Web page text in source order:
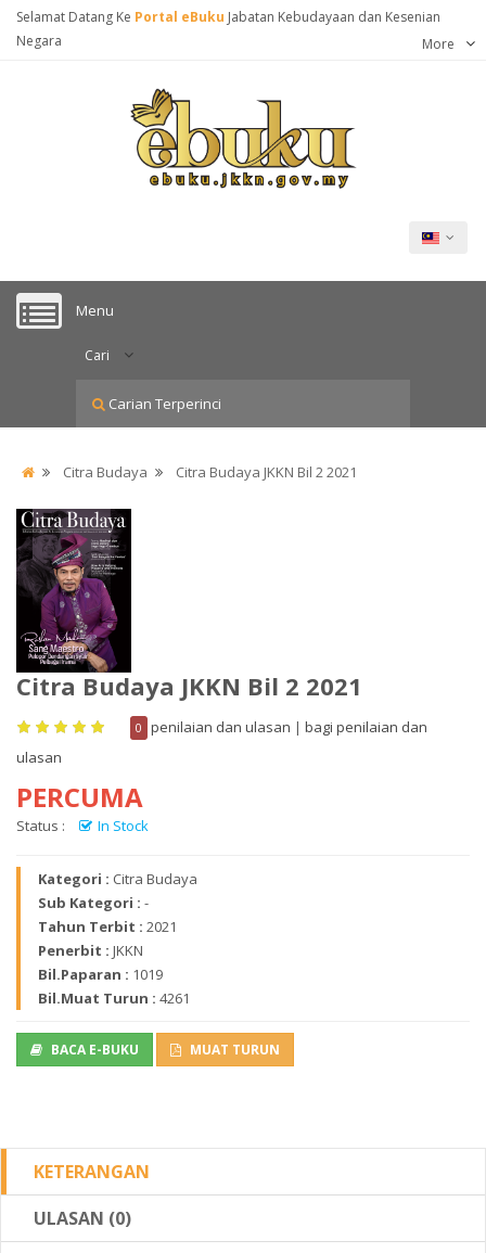
Selamat Datang Ke Portal eBuku Jabatan Kebudayaan dan Kesenian
Negara
More
Menu
Cari
Carian Terperinci
Citra Budaya Citra Budaya JKKN Bil 2 2021
Citra Budaya JKKN Bil 2 2021
0 penilaian dan ulasan | bagi penilaian dan
ulasan
PERCUMA
Status : In Stock
Kategori : Citra Budaya
Sub Kategori : -
Tahun Terbit : 2021
Penerbit : JKKN
Bil.Paparan : 1019
Bil.Muat Turun : 4261
BACA E-BUKU MUAT TURUN
KETERANGAN
ULASAN (0)